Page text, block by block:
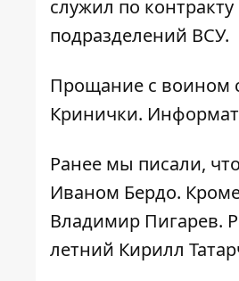
служил по
подразделений ВСУ.
Прощание с воином
Кринички.
Ранее мы писали,
Иваном Бердо.
Владимир Пигарев.
летний Кирилл